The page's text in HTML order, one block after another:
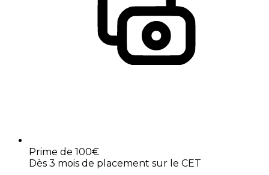
Prime de 100€
Dès 3 mois de placement sur le CET